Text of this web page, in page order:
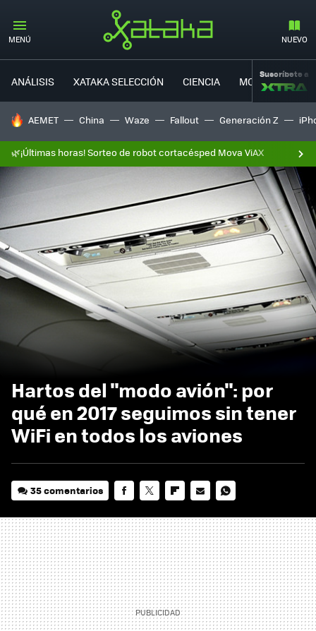
MENÚ NUEVO
ANÁLISIS XATAKA SELECCIÓN CIENCIA MOVILIDAD
Suscríbete a
HOY SE HABLA DE
AEMET China Waze Fallout Generación Z
🌿¡Últimas horas! Sorteo de robot cortacésped Mova ViAX
Hartos del "modo avión": por
qué en 2017 seguimos sin tener
WiFi en todos los aviones
35 comentarios
MAIL